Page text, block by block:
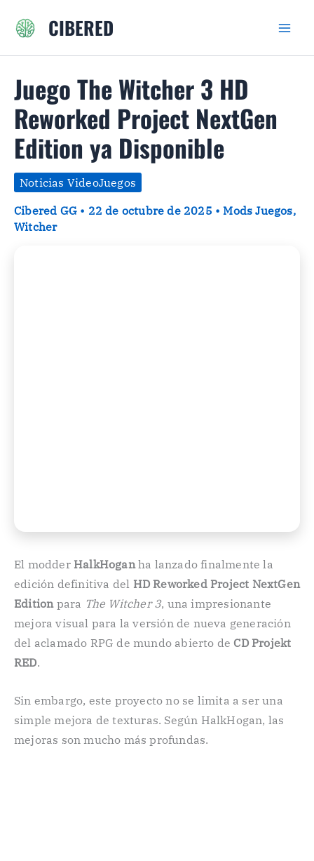
CIBERED
Juego The Witcher 3 HD
Reworked Project NextGen
Edition ya Disponible
Noticias VideoJuegos
Cibered GG • 22 de octubre de 2025 •Mods Juegos,
Witcher
El modder HalkHoganha lanzado finalmente la
edición definitiva del HD Reworked Project NextGen
Editionpara The Witcher 3, una impresionante
mejora visual para la versión de nueva generación
del aclamado RPG de mundo abierto de CD Projekt
RED.
Sin embargo, este proyecto no se limita a ser una
simple mejora de texturas. Según HalkHogan, las
mejoras son mucho más profundas.